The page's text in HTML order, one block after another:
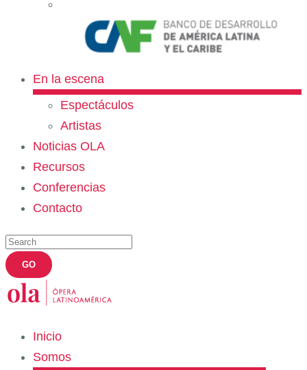
En la escena
Espectáculos
Artistas
Noticias OLA
Recursos
Conferencias
Contacto
Inicio
Somos